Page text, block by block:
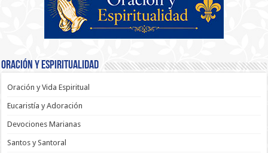
Oración y Espiritualidad
Oración y Vida Espiritual
Eucaristía y Adoración
Devociones Marianas
Santos y Santoral